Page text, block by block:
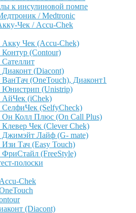
к инсулиновой помпе
/ Medtronic
Чек / Accu-Chek
Акку Чек (Accu-Chek)
Контур (Contour)
Сателлит
Диаконт (Diacont)
ВанТач (OneTouch), Диаконт1
Юнистрип (Unistrip)
АйЧек (iChek)
СелфиЧек (SelfyCheck)
Он Колл Плюс (On Call Plus)
Клевер Чек (Clever Chek)
Джимэйт Лайф (G- mate)
Изи Тач (Easy Touch)
ФриCтайл (FreeStyle)
полоски
Сhek
(Diacont)